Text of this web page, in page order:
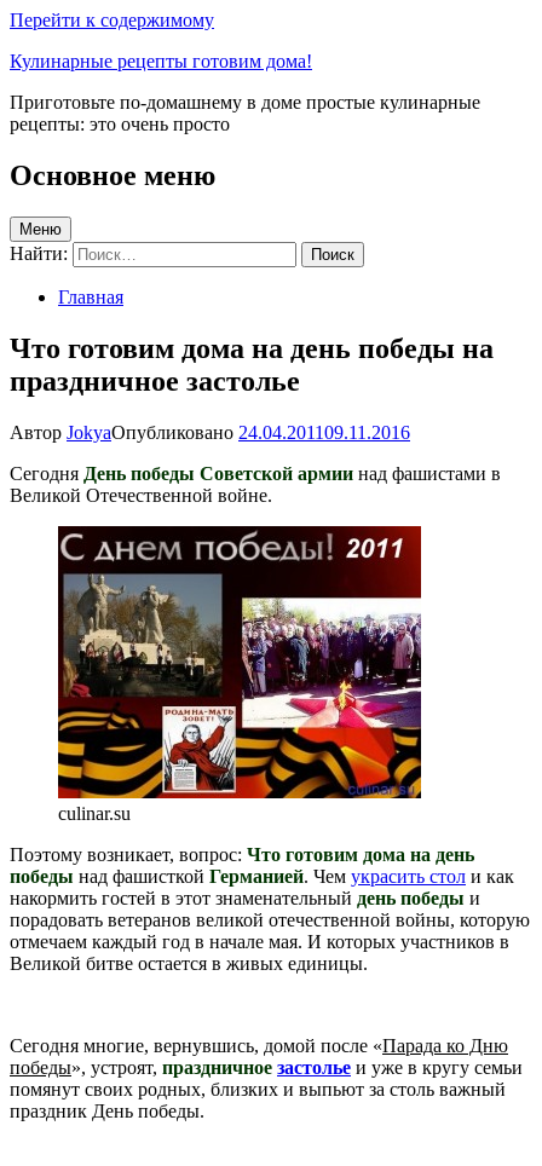
Перейти к содержимому
Кулинарные рецепты готовим дома!
Приготовьте по-домашнему в доме простые кулинарные
рецепты: это очень просто
Основное меню
Меню
Найти:
Главная
Что готовим дома на день победы на
праздничное застолье
Автор JokyaОпубликовано 24.04.201109.11.2016
Сегодня День победы Советской армии над фашистами в
Великой Отечественной войне.
culinar.su
Поэтому возникает, вопрос: Что готовим дома на день
победы над фашисткой Германией. Чем украсить стол и как
накормить гостей в этот знаменательный день победы и
порадовать ветеранов великой отечественной войны, которую
отмечаем каждый год в начале мая. И которых участников в
Великой битве остается в живых единицы.
Сегодня многие, вернувшись, домой после «Парада ко Дню
победы», устроят, праздничное застолье и уже в кругу семьи
помянут своих родных, близких и выпьют за столь важный
праздник День победы.